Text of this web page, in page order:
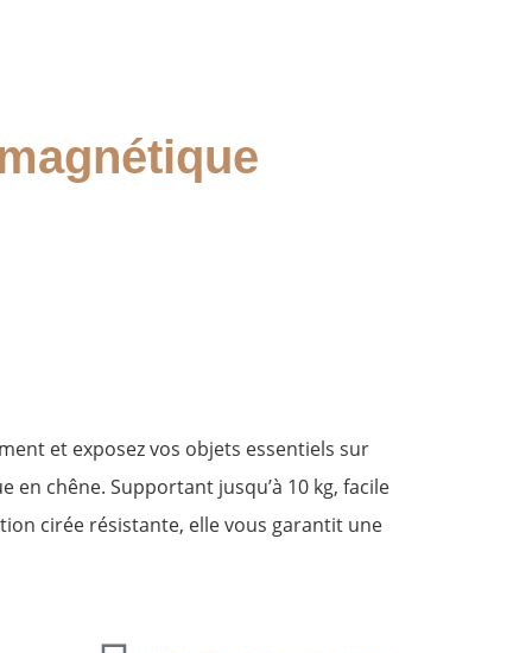
et exposez vos objets essentiels sur
en chêne. Supportant jusqu’à 10 kg, facile
cirée résistante, elle vous garantit une